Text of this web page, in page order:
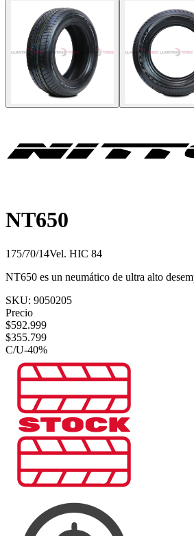
NT650
175/70/14Vel. HIC 84
NT650 es un neumático de ultra alto
SKU: 9050205
Precio
$592.999
$355.799
C/U-40%